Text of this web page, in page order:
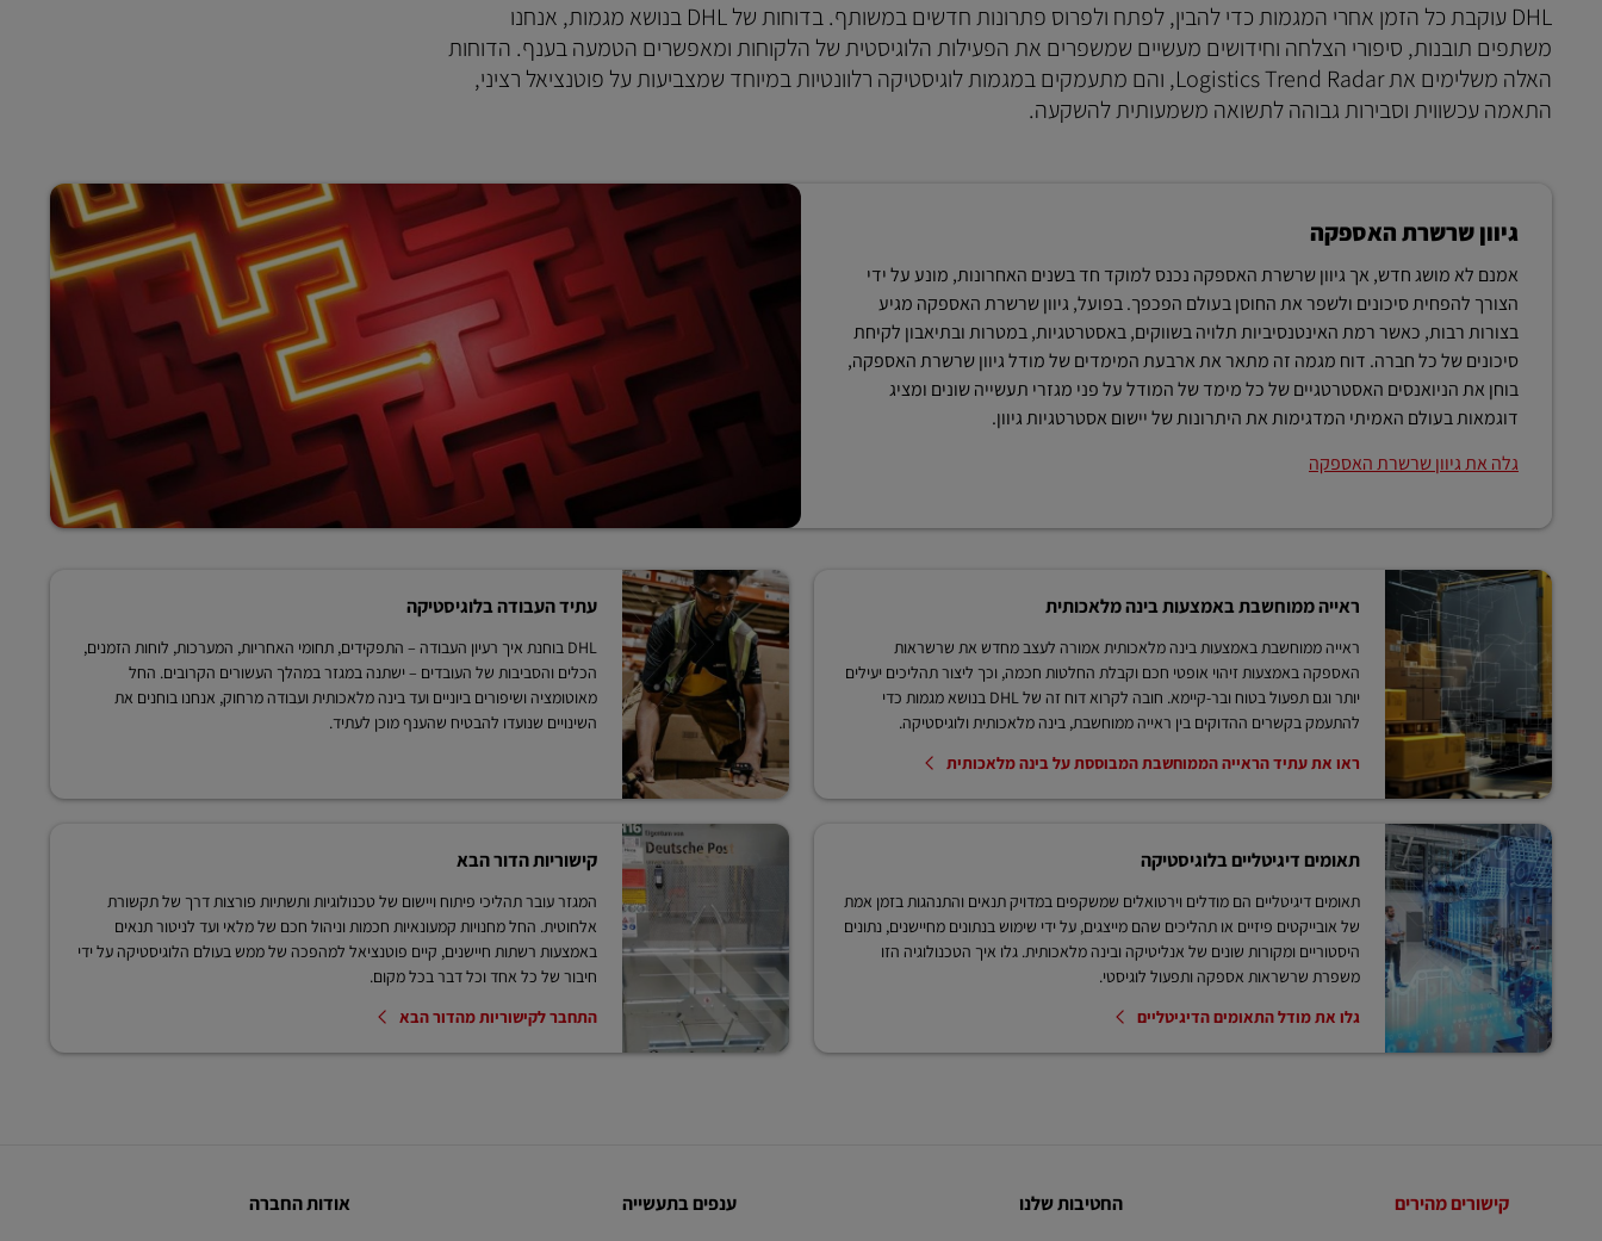
DHL עוקבת כל הזמן אחרי המגמות כדי להבין, לפתח ולפרוס פתרונות חדשים במשותף. בדוחות של DHL בנושא מגמות, אנחנו
משתפים תובנות, סיפורי הצלחה וחידושים מעשיים שמשפרים את הפעילות הלוגיסטית של הלקוחות ומאפשרים הטמעה בענף. הדוחות
האלה משלימים את Logistics Trend Radar, והם מתעמקים במגמות לוגיסטיקה רלוונטיות במיוחד שמצביעות על פוטנציאל רציני,
התאמה עכשווית וסבירות גבוהה לתשואה משמעותית להשקעה.
גיוון שרשרת האספקה
אמנם לא מושג חדש, אך גיוון שרשרת האספקה ​​נכנס למוקד חד בשנים האחרונות, מונע על ידי
הצורך להפחית סיכונים ולשפר את החוסן בעולם הפכפך. בפועל, גיוון שרשרת האספקה ​​מגיע
בצורות רבות, כאשר רמת האינטנסיביות תלויה בשווקים, באסטרטגיות, במטרות ובתיאבון לקיחת
סיכונים של כל חברה. דוח מגמה זה מתאר את ארבעת המימדים של מודל גיוון שרשרת האספקה,
בוחן את הניואנסים האסטרטגיים של כל מימד של המודל על פני מגזרי תעשייה שונים ומציג
דוגמאות בעולם האמיתי המדגימות את היתרונות של יישום אסטרטגיות גיוון.
גלה את גיוון שרשרת האספקה
ראייה ממוחשבת באמצעות בינה מלאכותית
ראייה ממוחשבת באמצעות בינה מלאכותית אמורה לעצב מחדש את שרשראות
האספקה באמצעות זיהוי אופטי חכם וקבלת החלטות חכמה, וכך ליצור תהליכים יעילים
יותר וגם תפעול בטוח ובר-קיימא. חובה לקרוא דוח זה של DHL בנושא מגמות כדי
להתעמק בקשרים ההדוקים בין ראייה ממוחשבת, בינה מלאכותית ולוגיסטיקה.
ראו את עתיד הראייה הממוחשבת המבוססת על בינה מלאכותית
עתיד העבודה בלוגיסטיקה
DHL בוחנת איך רעיון העבודה – התפקידים, תחומי האחריות, המערכות, לוחות הזמנים,
הכלים והסביבות של העובדים – ישתנה במגזר במהלך העשורים הקרובים. החל
מאוטומציה ושיפורים ביוניים ועד בינה מלאכותית ועבודה מרחוק, אנחנו בוחנים את
השינויים שנועדו להבטיח שהענף מוכן לעתיד.
תאומים דיגיטליים בלוגיסטיקה
תאומים דיגיטליים הם מודלים וירטואלים שמשקפים במדויק תנאים והתנהגות בזמן אמת
של אובייקטים פיזיים או תהליכים שהם מייצגים, על ידי שימוש בנתונים מחיישנים, נתונים
היסטוריים ומקורות שונים של אנליטיקה ובינה מלאכותית. גלו איך הטכנולוגיה הזו
משפרת שרשראות אספקה ותפעול לוגיסטי.
גלו את מודל התאומים הדיגיטליים
קישוריות הדור הבא
המגזר עובר תהליכי פיתוח ויישום של טכנולוגיות ותשתיות פורצות דרך של תקשורת
אלחוטית. החל מחנויות קמעונאיות חכמות וניהול חכם של מלאי ועד לניטור תנאים
באמצעות רשתות חיישנים, קיים פוטנציאל למהפכה של ממש בעולם הלוגיסטיקה על ידי
חיבור של כל אחד וכל דבר בכל מקום.
התחבר לקישוריות מהדור הבא
קישורים מהירים החטיבות שלנו ענפים בתעשייה אודות החברה